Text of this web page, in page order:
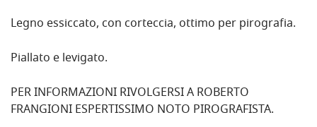
Legno essiccato, con corteccia, ottimo per pirografia.
Piallato e levigato.
PER INFORMAZIONI RIVOLGERSI A ROBERTO
FRANGIONI ESPERTISSIMO NOTO PIROGRAFISTA.